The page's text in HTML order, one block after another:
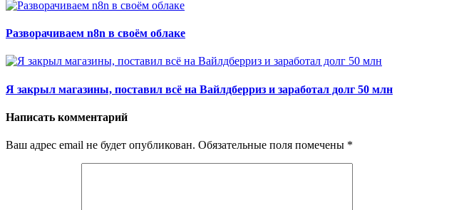
Разворачиваем n8n в своём облаке
Я закрыл магазины, поставил всё на Вайлдберриз и заработал долг 50 млн
Написать комментарий
Ваш адрес email не будет опубликован. Обязательные поля помечены *